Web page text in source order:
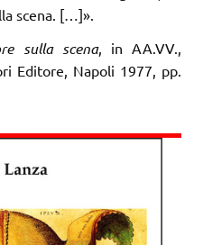
scena. […]».
sulla scena, in AA.VV.,
Editore, Napoli 1977, pp.